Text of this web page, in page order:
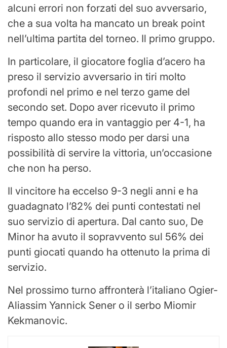
alcuni errori non forzati del suo avversario,
che a sua volta ha mancato un break point
nell’ultima partita del torneo. Il primo gruppo.
In particolare, il giocatore foglia d’acero ha
preso il servizio avversario in tiri molto
profondi nel primo e nel terzo game del
secondo set. Dopo aver ricevuto il primo
tempo quando era in vantaggio per 4-1, ha
risposto allo stesso modo per darsi una
possibilità di servire la vittoria, un’occasione
che non ha perso.
Il vincitore ha eccelso 9-3 negli anni e ha
guadagnato l’82% dei punti contestati nel
suo servizio di apertura. Dal canto suo, De
Minor ha avuto il sopravvento sul 56% dei
punti giocati quando ha ottenuto la prima di
servizio.
Nel prossimo turno affronterà l’italiano Ogier-
Aliassim Yannick Sener o il serbo Miomir
Kekmanovic.